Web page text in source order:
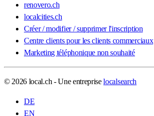
renovero.ch
localcities.ch
Créer / modifier / supprimer l'inscription
Centre clients pour les clients commerciaux
Marketing téléphonique non souhaité
© 2026 local.ch - Une entrepriselocalsearch
DE
EN